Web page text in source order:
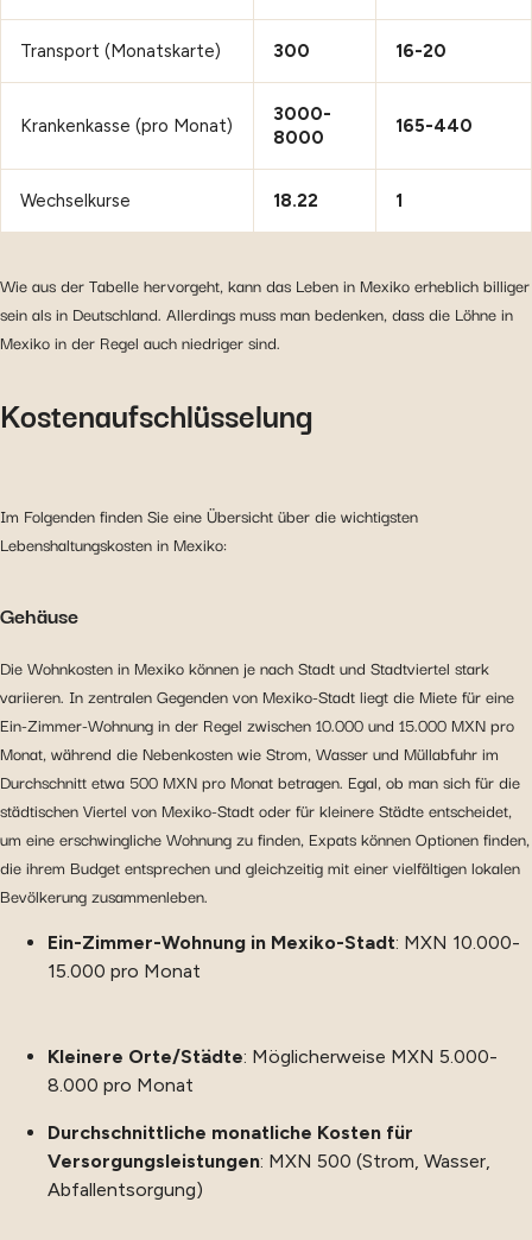
Transport (Monatskarte) 300 16-20
Krankenkasse (pro Monat)
3000-
8000
165-440
Wechselkurse 18.22 1
Wie aus der Tabelle hervorgeht, kann das Leben in Mexiko erheblich billiger
sein als in Deutschland. Allerdings muss man bedenken, dass die Löhne in
Mexiko in der Regel auch niedriger sind.
Kostenaufschlüsselung
Im Folgenden finden Sie eine Übersicht über die wichtigsten
Lebenshaltungskosten in Mexiko:
Gehäuse
Die Wohnkosten in Mexiko können je nach Stadt und Stadtviertel stark
variieren. In zentralen Gegenden von Mexiko-Stadt liegt die Miete für eine
Ein-Zimmer-Wohnung in der Regel zwischen 10.000 und 15.000 MXN pro
Monat, während die Nebenkosten wie Strom, Wasser und Müllabfuhr im
Durchschnitt etwa 500 MXN pro Monat betragen. Egal, ob man sich für die
städtischen Viertel von Mexiko-Stadt oder für kleinere Städte entscheidet,
um eine erschwingliche Wohnung zu finden, Expats können Optionen finden,
die ihrem Budget entsprechen und gleichzeitig mit einer vielfältigen lokalen
Bevölkerung zusammenleben.
Ein-Zimmer-Wohnung in Mexiko-Stadt: MXN 10.000-
15.000 pro Monat
Kleinere Orte/Städte: Möglicherweise MXN 5.000-
8.000 pro Monat
Durchschnittliche monatliche Kosten für
Versorgungsleistungen: MXN 500 (Strom, Wasser,
Abfallentsorgung)